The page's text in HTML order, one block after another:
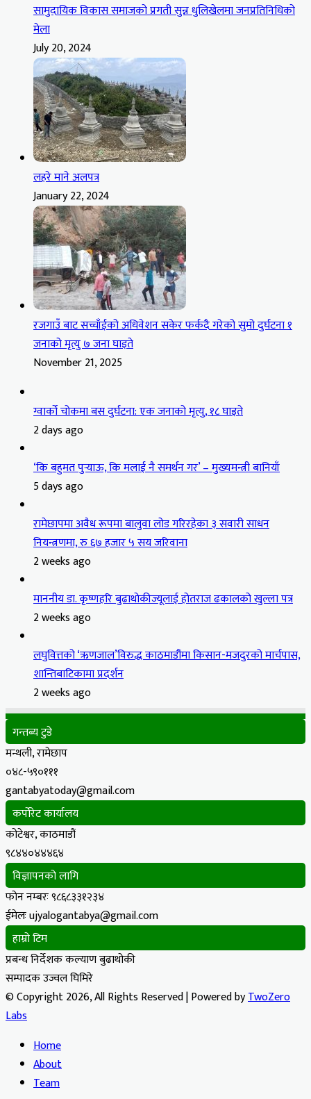
सामुदायिक विकास समाजको प्रगती सुन्न धुलिखेलमा जनप्रतिनिधिको
मेला
July 20, 2024
लहरे माने अलपत्र
January 22, 2024
रजगाउँ बाट सच्चाँईको अधिवेशन सकेर फर्कदै गरेको सुमो दुर्घटना १
जनाको मृत्यु ७ जना घाइते
November 21, 2025
ग्वार्को चोकमा बस दुर्घटना: एक जनाको मृत्यु, १८ घाइते
2 days ago
‘कि बहुमत पुर्‍याऊ, कि मलाई नै समर्थन गर’ – मुख्यमन्त्री बानियाँ
5 days ago
रामेछापमा अवैध रूपमा बालुवा लोड गरिरहेका ३ सवारी साधन
नियन्त्रणमा, रु ६७ हजार ५ सय जरिवाना
2 weeks ago
माननीय डा. कृष्णहरि बुढाथोकीज्यूलाई होतराज ढकालको खुल्ला पत्र
2 weeks ago
लघुवित्तको ‘ऋणजाल’विरुद्ध काठमाडौंमा किसान-मजदुरको मार्चपास,
शान्तिबाटिकामा प्रदर्शन
2 weeks ago
गन्तब्य टुडे
मन्थली, रामेछाप
०४८-५९०१११
gantabyatoday@gmail.com
कर्पोरेट कार्यालय
कोटेश्वर, काठमाडौं
९८४४०४४४६४
विज्ञापनको लागि
फोन नम्बरः ९८६८३३१२३४
ईमेलः ujyalogantabya@gmail.com
हाम्रो टिम
प्रबन्ध निर्देशक कल्याण बुढाथोकी
सम्पादक उज्वल घिमिरे
© Copyright 2026, All Rights Reserved | Powered byTwoZero
Labs
Home
About
Team